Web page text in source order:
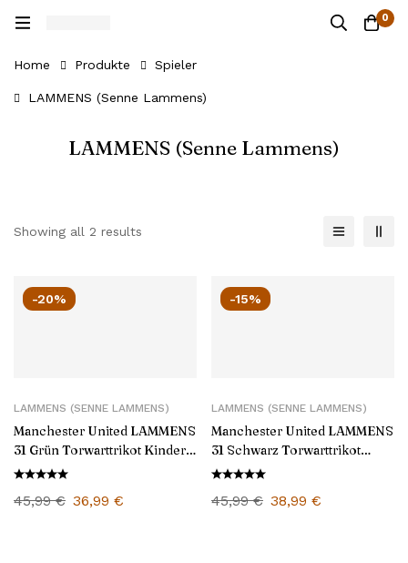
0
Home Produkte Spieler
LAMMENS (Senne Lammens)
LAMMENS (Senne Lammens)
Showing all 2 results
-20%
LAMMENS (SENNE LAMMENS)
Manchester United LAMMENS
31 Grün Torwarttrikot Kinder
Set 2025/26
45,99€ 36,99 €
-15%
LAMMENS (SENNE LAMMENS)
Manchester United LAMMENS
31 Schwarz Torwarttrikot
Kinder Set 2025/26
45,99€ 38,99 €